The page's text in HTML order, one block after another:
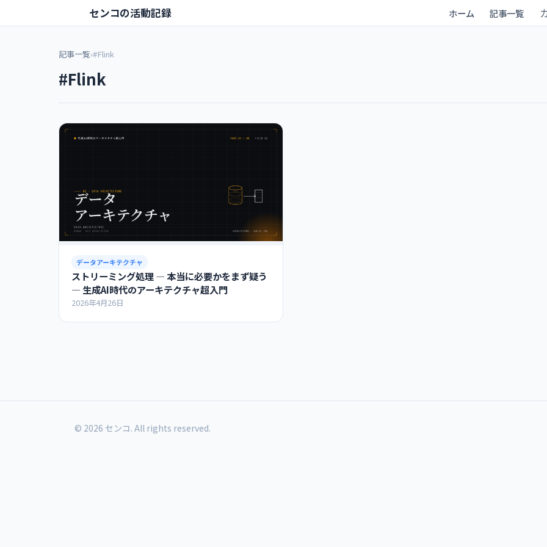
センコの活動記録 ホーム 記事一覧
記事一覧›#Flink
#Flink
データアーキテクチャ
ストリーミング処理 ― 本当に必要かをまず疑う
― 生成AI時代のアーキテクチャ超入門
2026年4月26日
© 2026 センコ. All rights reserved.